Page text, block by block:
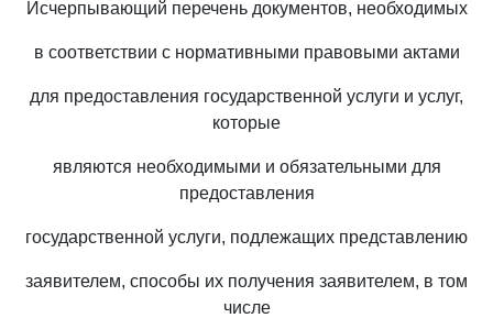
Исчерпывающий перечень документов, необходимых
в соответствии с нормативными правовыми актами
для предоставления государственной услуги и услуг,
которые
являются необходимыми и обязательными для
предоставления
государственной услуги, подлежащих представлению
заявителем, способы их получения заявителем, в том
числе